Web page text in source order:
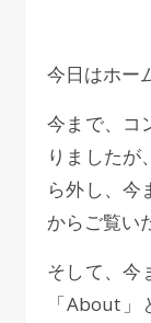
今日はホ
今まで、コ
りましたが
ら外し、今
からご覧い
そして、今
「About